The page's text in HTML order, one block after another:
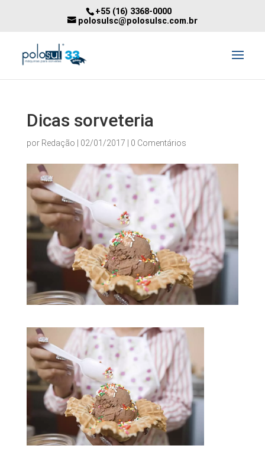
+55 (16) 3368-0000
polosulsc@polosulsc.com.br
Dicas sorveteria
por Redação 02/01/2017 0 Comentários